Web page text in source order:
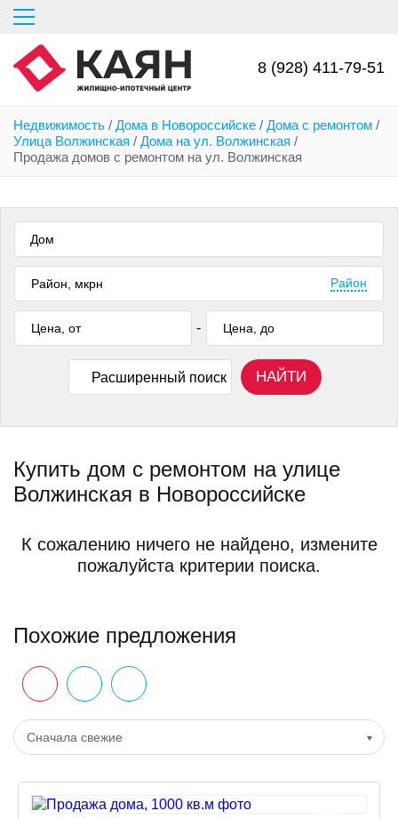
Перейти
основному
содержанию
8 (928) 411-79-51
Недвижимость / Дома в Новороссийске / Дома с ремонтом /
Улица Волжинская / Дома на ул. Волжинская /
Продажа домов с ремонтом на ул. Волжинская
Дом
Район
-
Расширенный поиск НАЙТИ
Купить дом с ремонтом на улице
Волжинская в Новороссийске
К сожалению ничего не найдено, измените
пожалуйста критерии поиска.
Похожие предложения
Сначала свежие